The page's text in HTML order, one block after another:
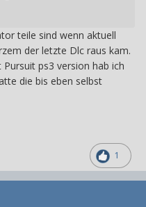
teile sind wenn aktuell
der letzte Dlc raus kam.
ps3 version hab ich
die bis eben selbst
1